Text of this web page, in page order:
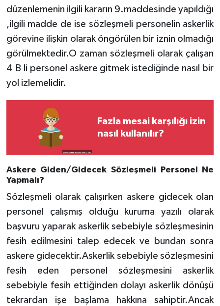
düzenlemenin ilgili kararın 9.maddesinde yapıldığı
,ilgili madde de ise sözleşmeli personelin askerlik
görevine ilişkin olarak öngörülen bir iznin olmadığı
görülmektedir.O zaman sözleşmeli olarak çalışan
4 B li personel askere gitmek istediğinde nasıl bir
yol izlemelidir.
Fazla mesai karşılığı izin
nasıl kullanılır?
Askere Giden/Gidecek Sözleşmeli Personel Ne
Yapmalı?
Sözleşmeli olarak çalışırken askere gidecek olan
personel çalışmış olduğu kuruma yazılı olarak
başvuru yaparak askerlik sebebiyle sözleşmesinin
fesih edilmesini talep edecek ve bundan sonra
askere gidecektir.Askerlik sebebiyle sözleşmesini
fesih eden personel sözleşmesini askerlik
sebebiyle fesih ettiğinden dolayı askerlik dönüşü
tekrardan işe başlama hakkına sahiptir.Ancak